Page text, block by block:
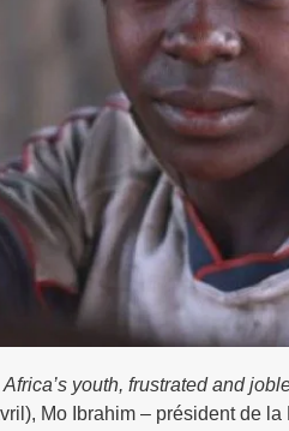
Africa’s youth, frustrated and
Mo Ibrahim – président de